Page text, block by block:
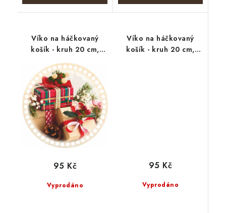
Víko na háčkovaný
košík - kruh 20 cm,
Vyprodáno
95 Kč
Víko na háčkovaný
košík - kruh 20 cm,
Vyprodáno
95 Kč